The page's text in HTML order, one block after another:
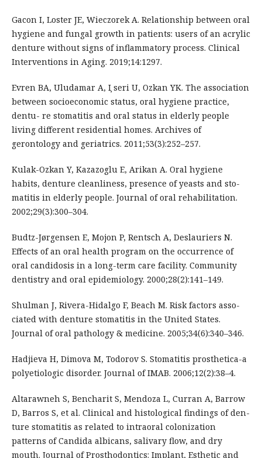
Gacon I, Loster JE, Wieczorek A. Relationship between oral
hygiene and fungal growth in patients: users of an acrylic
denture without signs of inflammatory process. Clinical
Interventions in Aging. 2019;14:1297.
Evren BA, Uludamar A, I ̧seri U, Ozkan YK. The association
between socioeconomic status, oral hygiene practice,
dentu- re stomatitis and oral status in elderly people
living different residential homes. Archives of
gerontology and geriatrics. 2011;53(3):252–257.
Kulak-Ozkan Y, Kazazoglu E, Arikan A. Oral hygiene
habits, denture cleanliness, presence of yeasts and sto-
matitis in elderly people. Journal of oral rehabilitation.
2002;29(3):300–304.
Budtz-Jørgensen E, Mojon P, Rentsch A, Deslauriers N.
Effects of an oral health program on the occurrence of
oral candidosis in a long-term care facility. Community
dentistry and oral epidemiology. 2000;28(2):141–149.
Shulman J, Rivera-Hidalgo F, Beach M. Risk factors asso-
ciated with denture stomatitis in the United States.
Journal of oral pathology & medicine. 2005;34(6):340–346.
Hadjieva H, Dimova M, Todorov S. Stomatitis prosthetica-a
polyetiologic disorder. Journal of IMAB. 2006;12(2):38–4.
Altarawneh S, Bencharit S, Mendoza L, Curran A, Barrow
D, Barros S, et al. Clinical and histological findings of den-
ture stomatitis as related to intraoral colonization
patterns of Candida albicans, salivary flow, and dry
mouth. Journal of Prosthodontics: Implant, Esthetic and